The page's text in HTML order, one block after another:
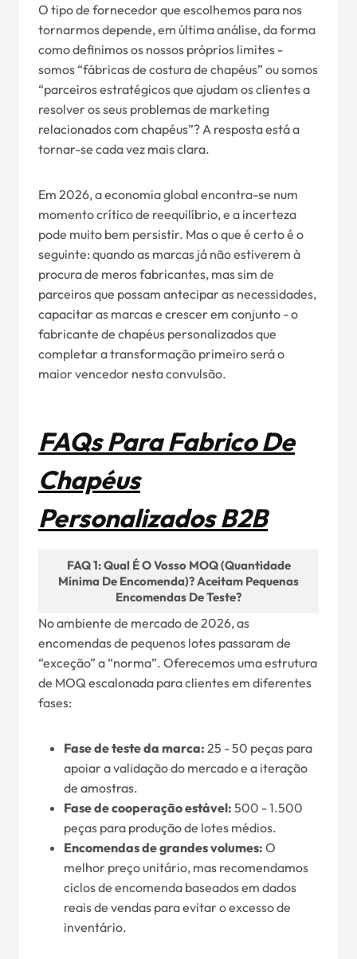
O tipo de fornecedor que escolhemos para nos
tornarmos depende, em última análise, da forma
como definimos os nossos próprios limites -
somos “fábricas de costura de chapéus” ou somos
“parceiros estratégicos que ajudam os clientes a
resolver os seus problemas de marketing
relacionados com chapéus”? A resposta está a
tornar-se cada vez mais clara.
Em 2026, a economia global encontra-se num
momento crítico de reequilíbrio, e a incerteza
pode muito bem persistir. Mas o que é certo é o
seguinte: quando as marcas já não estiverem à
procura de meros fabricantes, mas sim de
parceiros que possam antecipar as necessidades,
capacitar as marcas e crescer em conjunto - o
fabricante de chapéus personalizados que
completar a transformação primeiro será o
maior vencedor nesta convulsão.
FAQS ParaFabrico De
Chapéus
Personalizados B2B
FAQ 1: Qual É O Vosso MOQ (Quantidade
Mínima De Encomenda)? Aceitam Pequenas
Encomendas De Teste?
No ambiente de mercado de 2026, as
encomendas de pequenos lotes passaram de
“exceção” a “norma”. Oferecemos uma estrutura
de MOQ escalonada para clientes em diferentes
fases:
Fase de teste da marca: 25 - 50 peças para
apoiar a validação do mercado e a iteração
de amostras.
Fase de cooperação estável: 500 - 1.500
peças para produção de lotes médios.
Encomendas de grandes volumes: O
melhor preço unitário, mas recomendamos
ciclos de encomenda baseados em dados
reais de vendas para evitar o excesso de
inventário.